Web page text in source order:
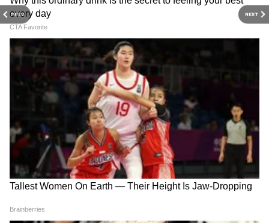
PREV NEXT
RECOMMENDED STORIES
Ketan Agarwal Pune Case :
बचावासाठी चेतन, सियाचे एकमेकांना
गुंतवण्याचे प्रयत्न
Gold Silver Rate : सोने दरात
पुन्हा घसरण, पण नेमकी कारणं
काय? जाणून घ्या मुंबईतील आजचा